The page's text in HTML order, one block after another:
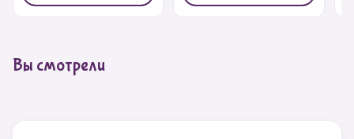
Вы смотрели